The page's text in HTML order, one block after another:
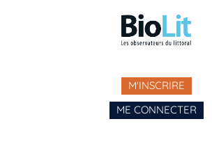
M'INSCRIRE
ME CONNECTER